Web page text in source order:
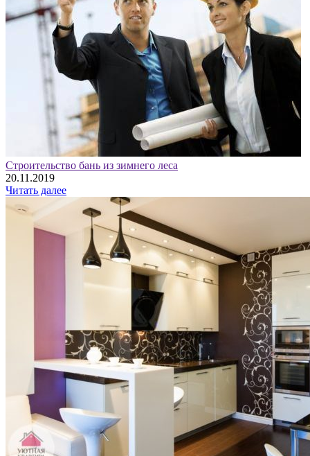
Строительство бань из зимнего леса
20.11.2019
Читать далее